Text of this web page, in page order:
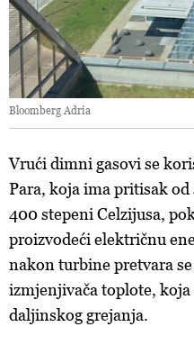
Bloomberg Adria
Vrući dimni gasovi se
Para, koja ima pritisak
400 stepeni Celzijusa,
proizvodeći električnu
nakon turbine pretvara
izmjenjivača toplote, koja
daljinskog grejanja.